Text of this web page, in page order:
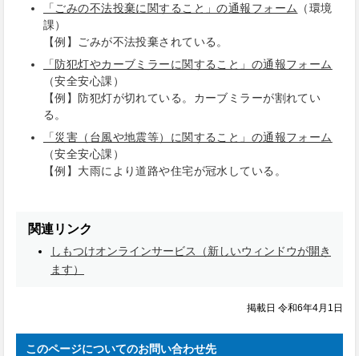
「ごみの不法投棄に関すること」の通報フォーム
（環境
課）
【例】ごみが不法投棄されている。
「防犯灯やカーブミラーに関すること」の通報フォーム
（安全安心課）
【例】防犯灯が切れている。カーブミラーが割れてい
る。
「災害（台風や地震等）に関すること」の通報フォーム
（安全安心課）
【例】大雨により道路や住宅が冠水している。
関連リンク
しもつけオンラインサービス（新しいウィンドウが開き
ます）
掲載日 令和6年4月1日
このページについてのお問い合わせ先